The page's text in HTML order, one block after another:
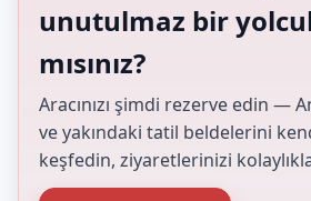
unutulmaz bir
mısınız?
Aracınızı şimdi rezerve edin —
ve yakındaki tatil beldelerini
keşfedin, ziyaretlerinizi